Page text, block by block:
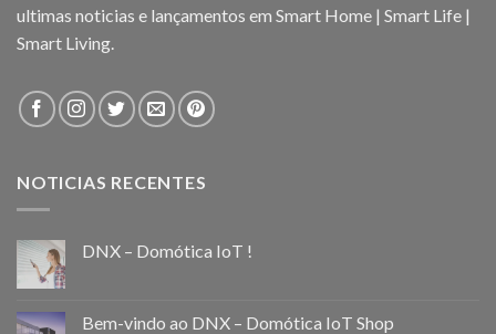
ultimas noticias e lançamentos em Smart Home | Smart Life |
Smart Living.
NOTICIAS RECENTES
DNX – Domótica IoT !
Bem-vindo ao DNX – Domótica IoT Shop